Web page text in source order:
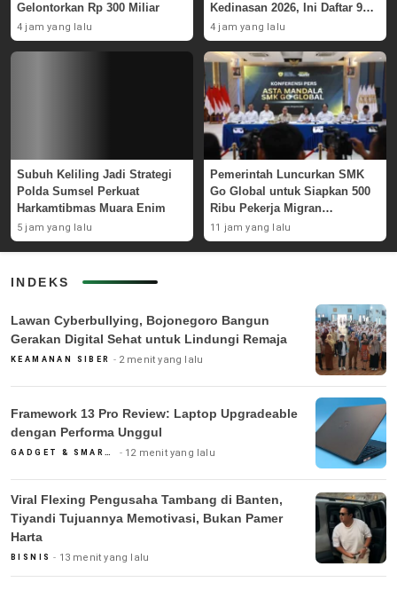
Gelontorkan Rp 300 Miliar
4 jam yang lalu
Kedinasan 2026, Ini Daftar 9
Instansinya
4 jam yang lalu
Subuh Keliling Jadi Strategi
Polda Sumsel Perkuat
Harkamtibmas Muara Enim
5 jam yang lalu
Pemerintah Luncurkan SMK
Go Global untuk Siapkan 500
Ribu Pekerja Migran
Kompeten
11 jam yang lalu
INDEKS
Lawan Cyberbullying, Bojonegoro Bangun
Gerakan Digital Sehat untuk Lindungi Remaja
KEAMANAN SIBER 2 menit yang lalu
Framework 13 Pro Review: Laptop Upgradeable
dengan Performa Unggul
GADGET & SMARTPHONE 12 menit yang lalu
Viral Flexing Pengusaha Tambang di Banten,
Tiyandi Tujuannya Memotivasi, Bukan Pamer
Harta
BISNIS 13 menit yang lalu